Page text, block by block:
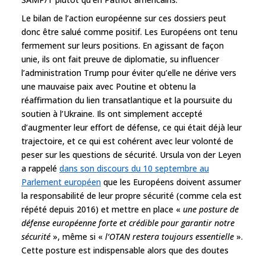
Le bilan de l’action européenne sur ces dossiers peut
donc être salué comme positif. Les Européens ont tenu
fermement sur leurs positions. En agissant de façon
unie, ils ont fait preuve de diplomatie, su influencer
l’administration Trump pour éviter qu’elle ne dérive vers
une mauvaise paix avec Poutine et obtenu la
réaffirmation du lien transatlantique et la poursuite du
soutien à l’Ukraine. Ils ont simplement accepté
d’augmenter leur effort de défense, ce qui était déjà leur
trajectoire, et ce qui est cohérent avec leur volonté de
peser sur les questions de sécurité. Ursula von der Leyen
a rappelé dans son discours du 10 septembre au
Parlement européen que les Européens doivent assumer
la responsabilité de leur propre sécurité (comme cela est
répété depuis 2016) et mettre en place « une posture de
défense européenne forte et crédible pour garantir notre
sécurité », même si « l’OTAN restera toujours essentielle ».
Cette posture est indispensable alors que des doutes